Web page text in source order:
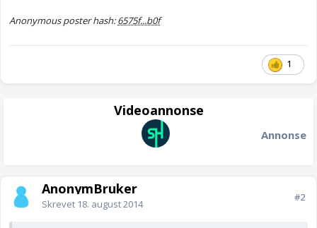
Anonymous poster hash:6575f...b0f
1
Videoannonse
Annonse
AnonymBruker
Skrevet 18. august 2014
#2